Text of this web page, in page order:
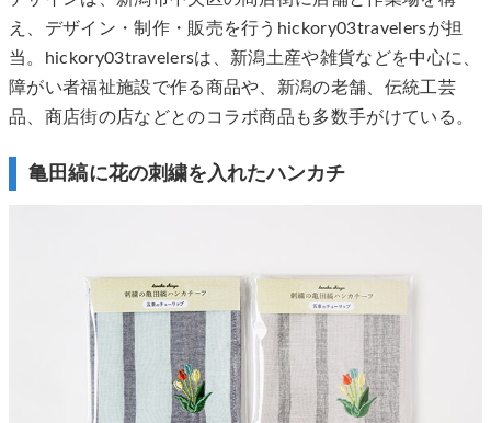
え、デザイン・制作・販売を行うhickory03travelersが担
当。hickory03travelersは、新潟土産や雑貨などを中心に、
障がい者福祉施設で作る商品や、新潟の老舗、伝統工芸
品、商店街の店などとのコラボ商品も多数手がけている。
亀田縞に花の刺繍を入れたハンカチ